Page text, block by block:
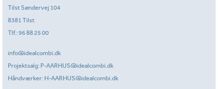
Tilst Søndervej 104
8381 Tilst
Tlf.:96 88 25 00
info@idealcombi.dk
Projektsalg: P-AARHUS@idealcombi.dk
Håndværker: H-AARHUS@idealcombi.dk